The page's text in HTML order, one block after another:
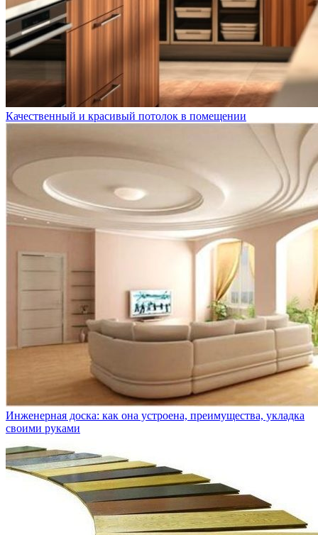
Качественный и красивый потолок в помещении
Инженерная доска: как она устроена, преимущества, укладка
своими руками